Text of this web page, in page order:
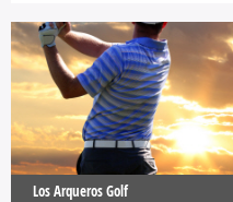
Los Arqueros Golf